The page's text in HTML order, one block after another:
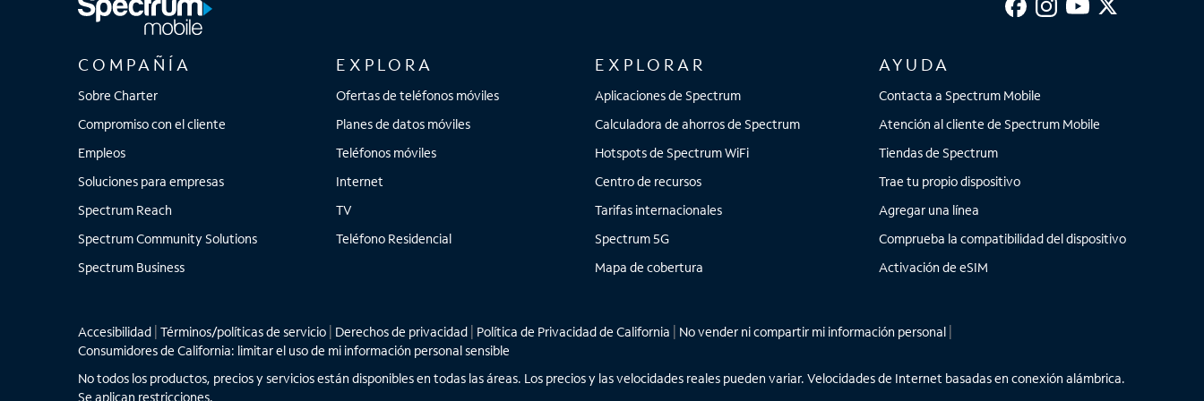
COMPAÑÍA
Sobre Charter
Compromiso con el cliente
Empleos
Soluciones para empresas
Spectrum Reach
Spectrum Community Solutions
Spectrum Business
EXPLORA
Ofertas de teléfonos móviles
Planes de datos móviles
Teléfonos móviles
Internet
TV
Teléfono Residencial
EXPLORAR
Aplicaciones de Spectrum
Calculadora de ahorros de Spectrum
Hotspots de Spectrum WiFi
Centro de recursos
Tarifas internacionales
Spectrum 5G
Mapa de cobertura
AYUDA
Contacta a Spectrum Mobile
Atención al cliente de Spectrum Mobile
Tiendas de Spectrum
Trae tu propio dispositivo
Agregar una línea
Comprueba la compatibilidad del dispositivo
Activación de eSIM
Accesibilidad Términos/políticas de servicio Derechos de privacidad Política de Privacidad de California No vender ni compartir mi información personal
Consumidores de California: limitar el uso de mi información personal sensible
No todos los productos, precios y servicios están disponibles en todas las áreas. Los precios y las velocidades reales pueden variar. Velocidades de Internet basadas en conexión alámbrica.
Se aplican restricciones.